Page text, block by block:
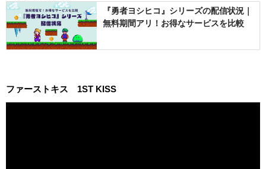
『勇者ヨシヒコ』シリーズの配信状況｜
無料期間アリ！お得なサービスを比較
ファーストキス 1ST KISS